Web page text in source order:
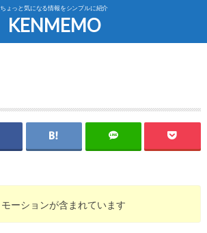
ちょっと気になる情報をシンプルに紹介
KENMEMO
ーションが含まれています